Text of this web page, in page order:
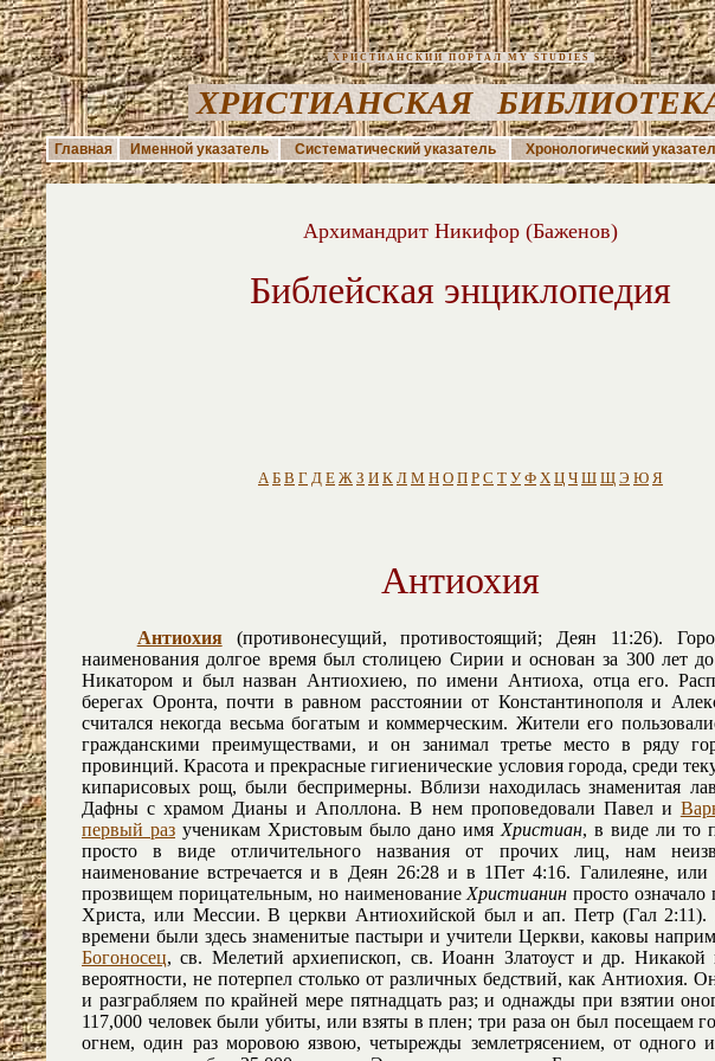
ХРИСТИАНСКИЙ ПОРТАЛ MY STUDIES
ХРИСТИАНСКАЯ
Главная Именной указатель Систематический указатель Хронологический
Архимандрит Никифор (Баженов)
Библейская энциклопедия
А Б В Г Д Е Ж З И К Л М Н О П Р С Т У Ф Х Ц Ч Ш Щ Э Ю Я
Антиохия
Антиохия(противонесущий, противостоящий; Деян 11:26).
наименования долгое время был столицею Сирии и основан за 300 лет
Никатором и был назван Антиохиею, по имени Антиоха, отца его.
берегах Оронта, почти в равном расстоянии от Константинополя и
считался некогда весьма богатым и коммерческим. Жители его
гражданскими преимуществами, и он занимал третье место в ряду
провинций. Красота и прекрасные гигиенические условия города, среди
кипарисовых рощ, были беспримерны. Вблизи находилась знаменитая
Дафны с храмом Дианы и Аполлона. В нем проповедовали Павел и
первый раз ученикам Христовым было дано имяХристиан, в виде ли то
просто в виде отличительного названия от прочих лиц, нам
наименование встречается и в Деян 26:28 и в 1Пет 4:16. Галилеяне,
прозвищем порицательным, но наименованиеХристианин просто означало
Христа, или Мессии. В церкви Антиохийской был и ап. Петр (Гал 2:11).
времени были здесь знаменитые пастыри и учители Церкви, каковы
Богоносец, св. Мелетий архиепископ, св. Иоанн Златоуст и др. Никакой
вероятности, не потерпел столько от различных бедствий, как Антиохия.
и разграбляем по крайней мере пятнадцать раз; и однажды при взятии
117,000 человек были убиты, или взяты в плен; три раза он был посещаем
огнем, один раз моровою язвою, четырежды землетрясением, от одного